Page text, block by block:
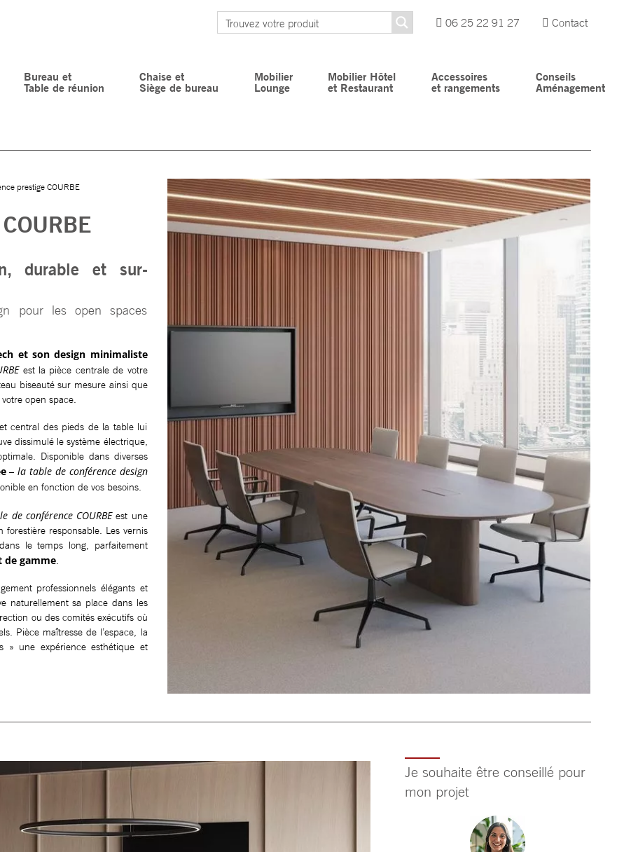
06 25 22 91 27 Contact
Bureau et
Table de réunion
Chaise et
Siège de bureau
Mobilier
Lounge
Mobilier Hôtel
et Restaurant
Accessoires
et rangements
Conseils
Aménagement
prestige COURBE
durable et sur-
pour les open spaces
et son design minimaliste
est la pièce centrale de votre
biseauté sur mesure ainsi que
open space.
central des pieds de la table lui
dissimulé le système électrique,
Disponible dans diverses
– la table de conférence design
en fonction de vos besoins.
de conférence COURBEest une
responsable. Les vernis
le temps long, parfaitement
de gamme.
professionnels élégants et
naturellement sa place dans les
ou des comités exécutifs où
Pièce maîtresse de l’espace, la
» une expérience esthétique et
Je souhaite être conseillé pour
mon projet